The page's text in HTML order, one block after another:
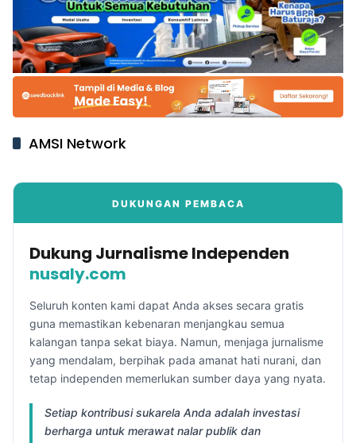
AMSI Network
DUKUNGAN PEMBACA
Dukung Jurnalisme Independen
nusaly.com
Seluruh konten kami dapat Anda akses secara gratis
guna memastikan kebenaran menjangkau semua
kalangan tanpa sekat biaya. Namun, menjaga jurnalisme
yang mendalam, berpihak pada amanat hati nurani, dan
tetap independen memerlukan sumber daya yang nyata.
Setiap kontribusi sukarela Anda adalah investasi
berharga untuk merawat nalar publik dan